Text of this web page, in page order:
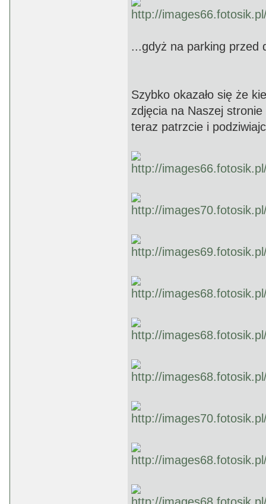
...gdyż na parking przed
Szybko okazało się że
zdjęcia na Naszej
teraz patrzcie i